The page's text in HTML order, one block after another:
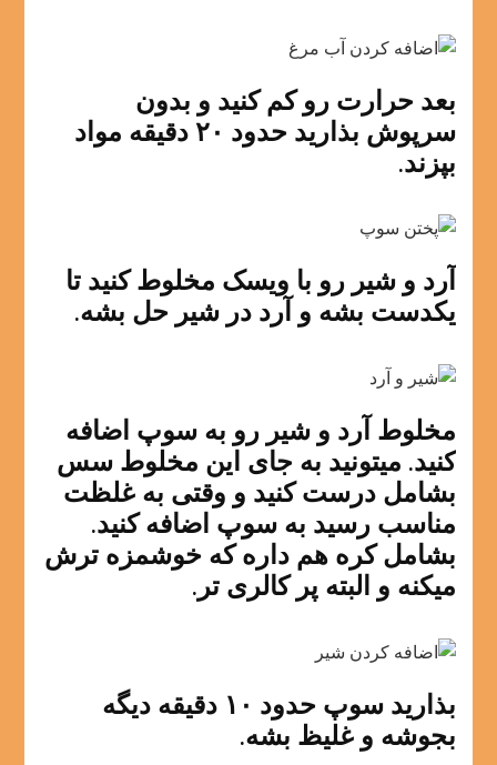
بعد حرارت رو کم کنید و بدون
سرپوش بذارید حدود ۲۰ دقیقه مواد
بپزند.
آرد و شیر رو با ویسک مخلوط کنید تا
یکدست بشه و آرد در شیر حل بشه.
مخلوط آرد و شیر رو به سوپ اضافه
کنید. میتونید به جای این مخلوط سس
بشامل درست کنید و وقتی به غلظت
مناسب رسید به سوپ اضافه کنید.
بشامل کره هم داره که خوشمزه ترش
میکنه و البته پر کالری تر.
بذارید سوپ حدود ۱۰ دقیقه دیگه
بجوشه و غلیظ بشه.